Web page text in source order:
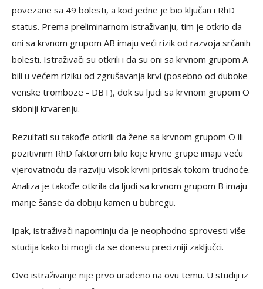
povezane sa 49 bolesti, a kod jedne je bio ključan i RhD
status. Prema preliminarnom istraživanju, tim je otkrio da
oni sa krvnom grupom AB imaju veći rizik od razvoja srčanih
bolesti. Istraživači su otkrili i da su oni sa krvnom grupom A
bili u većem riziku od zgrušavanja krvi (posebno od duboke
venske tromboze - DBT), dok su ljudi sa krvnom grupom O
skloniji krvarenju.
Rezultati su takođe otkrili da žene sa krvnom grupom O ili
pozitivnim RhD faktorom bilo koje krvne grupe imaju veću
vjerovatnoću da razviju visok krvni pritisak tokom trudnoće.
Analiza je takođe otkrila da ljudi sa krvnom grupom B imaju
manje šanse da dobiju kamen u bubregu.
Ipak, istraživači napominju da je neophodno sprovesti više
studija kako bi mogli da se donesu precizniji zaključci.
Ovo istraživanje nije prvo urađeno na ovu temu. U studiji iz